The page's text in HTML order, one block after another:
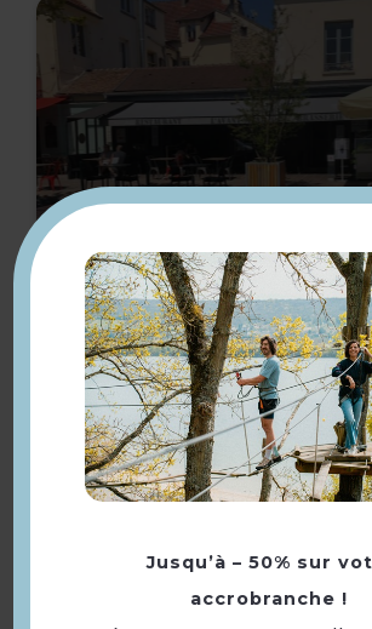
L’Avant Seine
Jusqu’à – 50% sur
accrobranche !